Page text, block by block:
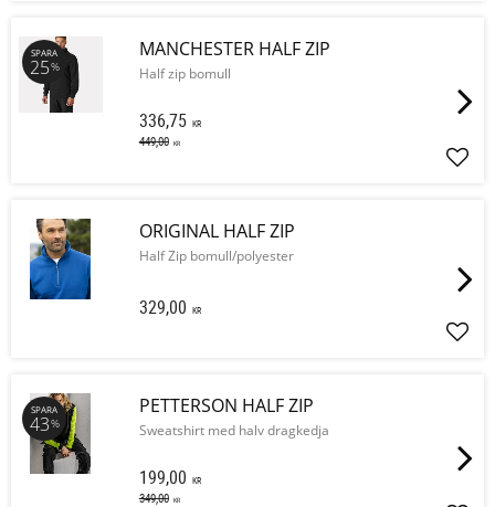
MANCHESTER HALF ZIP
Half zip bomull
336,75 KR
449,00 KR
SPARA
25%
ORIGINAL HALF ZIP
Half Zip bomull/polyester
329,00 KR
PETTERSON HALF ZIP
Sweatshirt med halv dragkedja
199,00 KR
349,00 KR
SPARA
43%